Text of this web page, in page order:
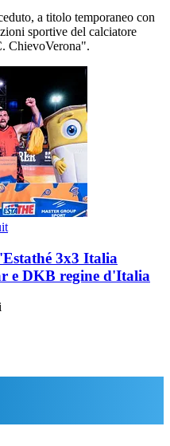
a titolo temporaneo con
sportive del calciatore
ChievoVerona".
3x3 Italia
e DKB regine d'Italia